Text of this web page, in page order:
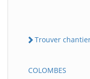
Trouver
COLOMBES